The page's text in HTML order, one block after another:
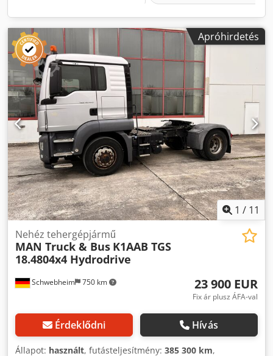
Apróhirdetés
1 / 11
Schwebheim 750 km
Nehéz tehergépjármű
MAN Truck & Bus K1AAB TGS
18.4804x4 Hydrodrive
23 900 EUR
Fix ár plusz ÁFA-val
Érdeklődni Hívás
Állapot: használt, futásteljesítmény: 385 300 km,